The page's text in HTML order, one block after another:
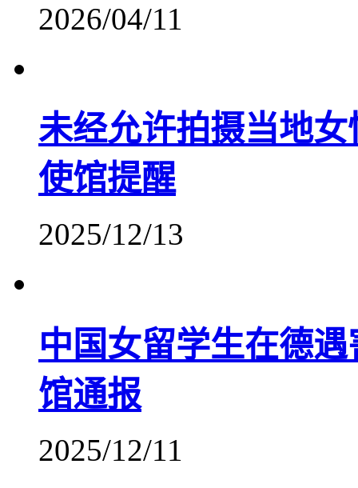
2026/04/11
未经允许拍摄当地
使馆提醒
2025/12/13
中国女留学生在德
馆通报
2025/12/11